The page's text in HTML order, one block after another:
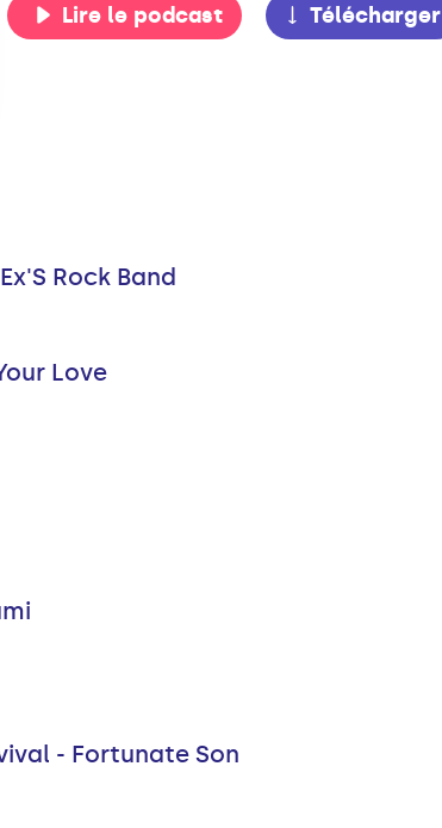
Lire le podcast Télécharger
Rock Band
Love
- Fortunate Son